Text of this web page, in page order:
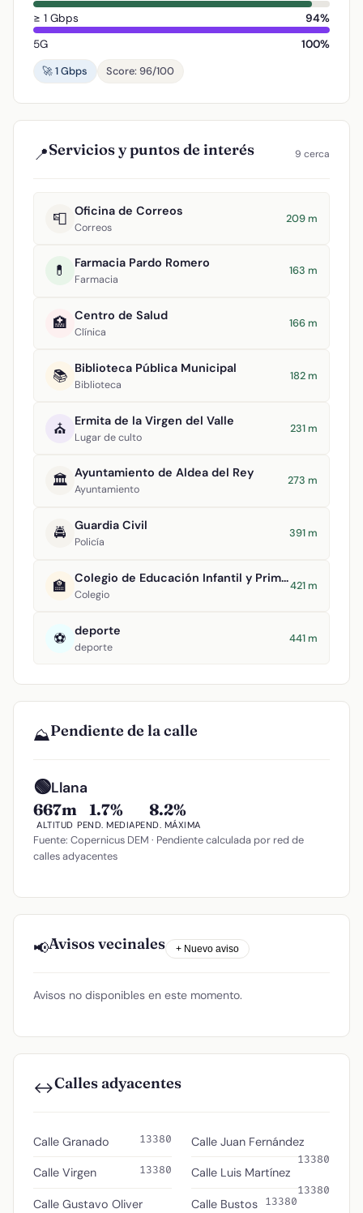
≥ 1 Gbps
94%
5G
100%
🚀 1 Gbps
Score: 96/100
📍Servicios y puntos de interés 9 cerca
📮 Oficina de Correos
Correos
209 m
💊 Farmacia Pardo Romero
Farmacia
163 m
🏥 Centro de Salud
Clínica
166 m
📚 Biblioteca Pública Municipal
Biblioteca
182 m
⛪ Ermita de la Virgen del Valle
Lugar de culto
231 m
🏛️ Ayuntamiento de Aldea del Rey
Ayuntamiento
273 m
🚔 Guardia Civil
Policía
391 m
🏫 Colegio de Educación Infantil y Primaria Maestro Navas
Colegio
421 m
⚽ deporte
deporte
441 m
⛰️Pendiente de la calle
🟢Llana
667m
ALTITUD
1.7%
PEND. MEDIA
8.2%
PEND. MÁXIMA
Fuente: Copernicus DEM · Pendiente calculada por red de
calles adyacentes
📢Avisos vecinales + Nuevo aviso
Avisos no disponibles en este momento.
↔️Calles adyacentes
Calle Granado 13380
Calle Virgen 13380
Calle Gustavo Oliver
Calle Juan Fernández
13380
Calle Luis Martínez
13380
Calle Bustos 13380